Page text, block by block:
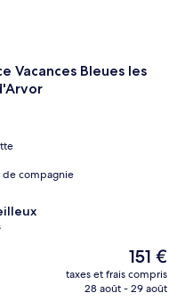
Vacances Bleues les
de compagnie
Le
nouveau
prix
151 €
taxes et frais compris
28 août - 29 août